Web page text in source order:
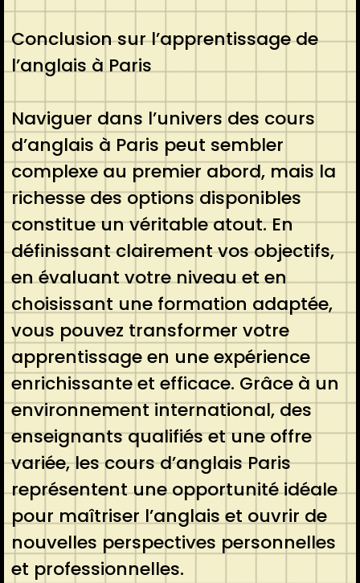
Conclusion sur l’apprentissage de
l’anglais à Paris
Naviguer dans l’univers des cours
d’anglais à Paris peut sembler
complexe au premier abord, mais la
richesse des options disponibles
constitue un véritable atout. En
définissant clairement vos objectifs,
en évaluant votre niveau et en
choisissant une formation adaptée,
vous pouvez transformer votre
apprentissage en une expérience
enrichissante et efficace. Grâce à un
environnement international, des
enseignants qualifiés et une offre
variée, les cours d’anglais Paris
représentent une opportunité idéale
pour maîtriser l’anglais et ouvrir de
nouvelles perspectives personnelles
et professionnelles.